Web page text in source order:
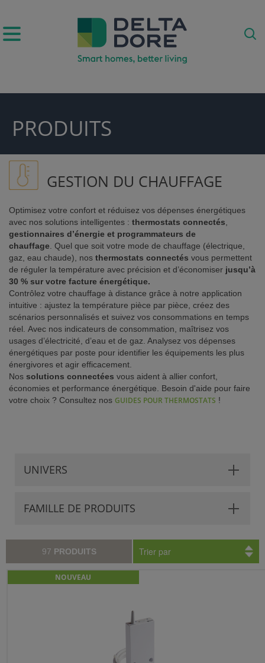
CLIENT)
PRODUITS
GESTION DU CHAUFFAGE
Optimisez votre confort et réduisez vos dépenses énergétiques
avec nos solutions intelligentes : thermostats connectés
gestionnaires d’énergie et programmateurs de
chauffage . Quel que soit votre mode de chauffage (électrique,
gaz, eau chaude), nos thermostats connectés vous permettent
de réguler la température avec précision et d’économiser jusqu’à
30 % sur votre facture énergétique.
Contrôlez votre chauffage à distance grâce à notre application
intuitive : ajustez la température pièce par pièce, créez des
scénarios personnalisés et suivez vos consommations en temps
réel. Avec nos indicateurs de consommation, maîtrisez vos
usages d’électricité, d’eau et de gaz. Analysez vos dépenses
énergétiques par poste pour identifier les équipements les plus
énergivores et agir efficacement.
Nos solutions connectées vous aident à allier confort,
économies et performance énergétique. Besoin d'aide pour faire
votre choix ? Consultez nos GUIDES POUR THERMOSTATS !
UNIVERS
FAMILLE DE PRODUITS
97 PRODUITS Trier par
NOUVEAU